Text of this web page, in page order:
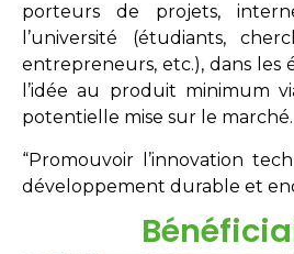
porteurs de projets,
l’université (étudiants,
entrepreneurs, etc.), dans les
l’idée au produit minimum
potentielle mise sur le marché.
“Promouvoir l’innovation
développement durable et